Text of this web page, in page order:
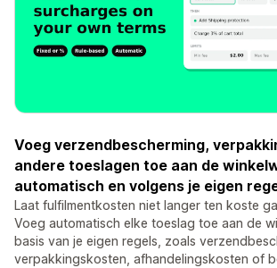
Voeg verzendbescherming,
andere toeslagen toe aan de
automatisch en volgens je eigen
Laat fulfilmentkosten niet langer ten koste
Voeg automatisch elke toeslag toe aan de
basis van je eigen regels, zoals
verpakkingskosten, afhandelingskosten of